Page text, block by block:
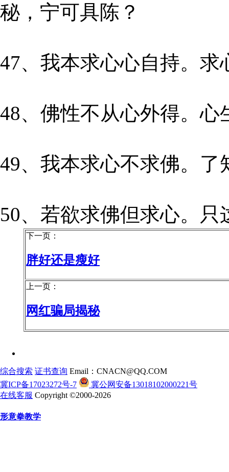
秘，宁可具陈？
47、我本求心心自持。求
48、佛性不从心外得。心
49、我本求心不求佛。了
50、若欲求佛但求心。只
下一页：
胖好还是瘦好
上一页：
网红骗局揭秘
综合搜索 证书查询 Email：CNACN@QQ.COM
冀ICP备17023272号-7
冀公网安备13018102000221号
在线客服 Copyright ©2000-2026
形意拳教学